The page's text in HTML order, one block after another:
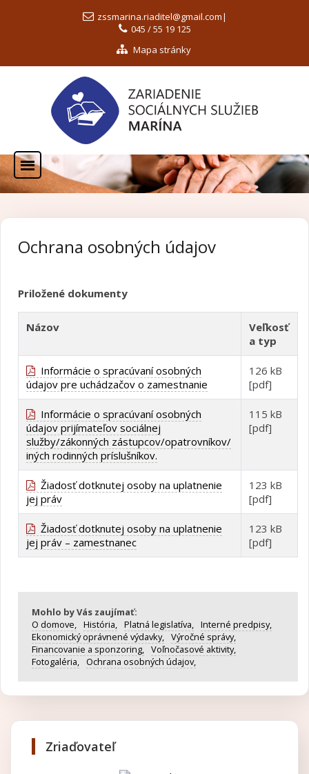
zssmarina.riaditel@gmail.com|
045 / 55 19 125
Mapa stránky
Ochrana osobných údajov
Priložené dokumenty
Názov
Veľkosť
a typ
Informácie o spracúvaní osobných
údajov pre uchádzačov o zamestnanie
126 kB
[pdf]
Informácie o spracúvaní osobných
údajov prijímateľov sociálnej
služby/zákonných zástupcov/opatrovníkov/
iných rodinných príslušníkov.
115 kB
[pdf]
Žiadosť dotknutej osoby na uplatnenie
jej práv
123 kB
[pdf]
Žiadosť dotknutej osoby na uplatnenie
jej práv – zamestnanec
123 kB
[pdf]
Mohlo by Vás zaujímať:
O domove, História, Platná legislatíva, Interné predpisy,
Ekonomický oprávnené výdavky, Výročné správy,
Financovanie a sponzoring, Voľnočasové aktivity,
Fotogaléria,
Ochrana osobných údajov,
Zriaďovateľ